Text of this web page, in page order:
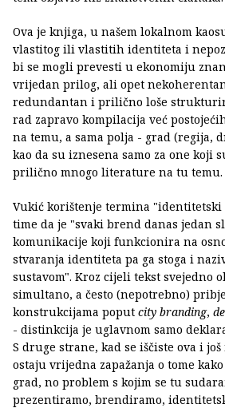
Ova je knjiga, u našem lokalnom
vlastitog ili vlastitih identiteta i
bi se mogli prevesti u ekonomiju
vrijedan prilog, ali opet
redundantan i prilično loše
rad zapravo kompilacija već
na temu, a sama polja - grad (regija,
kao da su iznesena samo za one koji
prilično mnogo literature na tu temu.
Vukić korištenje termina "identitetski
time da je "svaki brend danas jedan
komunikacije koji funkcionira na
stvaranja identiteta pa ga stoga i
sustavom". Kroz cijeli tekst svejedno
simultano, a često (nepotrebno)
konstrukcijama poput city branding,
- distinkcija je uglavnom samo
S druge strane, kad se iščiste ova i
ostaju vrijedna zapažanja o tome
grad, no problem s kojim se tu
prezentiramo, brendiramo,